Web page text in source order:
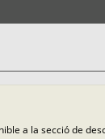
a la secció de